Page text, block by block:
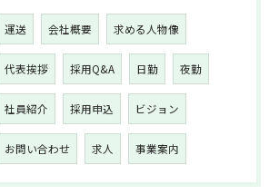
運送 会社概要 求める人物像
代表挨拶 採用Q&A 日勤 夜勤
社員紹介 採用申込 ビジョン
お問い合わせ 求人 事業案内